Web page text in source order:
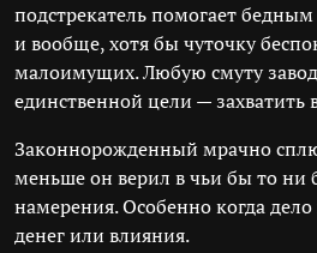
подстрекатель помогает
и вообще, хотя бы чуточку
малоимущих. Любую смуту
единственной цели — захватить
Законнорожденный мрачно
меньше он верил в чьи бы то ни
намерения. Особенно когда
денег или влияния.